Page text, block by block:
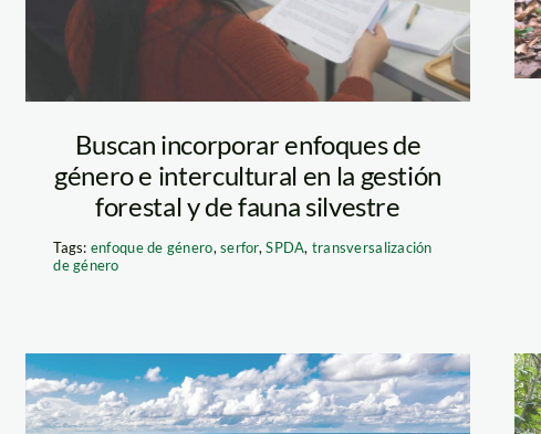
Buscan incorporar enfoques de
género e intercultural en la gestión
forestal y de fauna silvestre
Tags: enfoque de género,serfor,SPDA, transversalización
de género
y crear una
amenazas de